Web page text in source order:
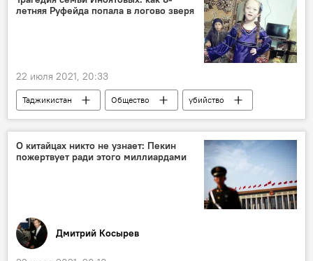
летняя Руфейда попала в логово зверя
22 июля 2021, 20:33
Таджикистан Общество
убийство
Происшествия, ЧП, криминал
Рудаки
О китайцах никто не узнает: Пекин
пожертвует ради этого миллиардами
Дмитрий Косырев